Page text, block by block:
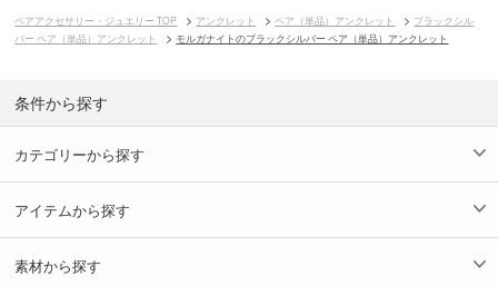
ペアアクセサリー・ジュエリー TOP アンクレット ペア（単品）アンクレット
ブラックシル
バー ペア（単品）アンクレット
モルガナイトのブラックシルバー ペア（単品）アンクレット
条件から探す
カテゴリーから探す
アイテムから探す
素材から探す